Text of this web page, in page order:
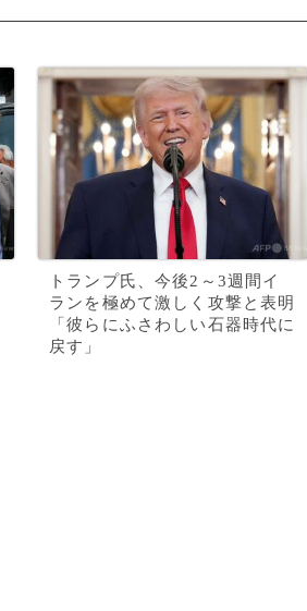
トランプ氏、今後2～3週間イ
ランを極めて激しく攻撃と表明
「彼らにふさわしい石器時代に
戻す」